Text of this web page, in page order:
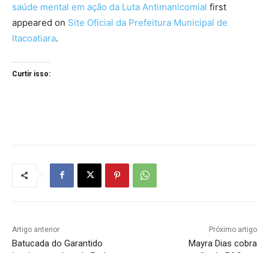
saúde mental em ação da Luta Antimanicomial first
appeared on Site Oficial da Prefeitura Municipal de
Itacoatiara.
Curtir isso:
Artigo anterior
Batucada do Garantido
Próximo artigo
Mayra Dias cobra